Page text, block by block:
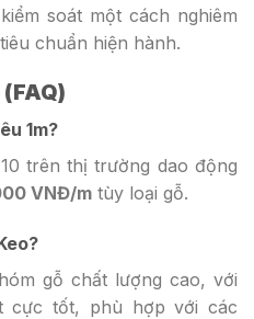
soát một cách nghiêm
chuẩn hiện hành.
1m?
trên thị trường dao động
VNĐ/m tùy loại gỗ.
gỗ chất lượng cao, với
cực tốt, phù hợp với các